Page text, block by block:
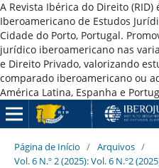
A Revista Ibérica do Direito
Iberoamericano de Estudos
Cidade do Porto, Portugal.
jurídico iberoamericano nas
e Direito Privado, valorizando
comparado iberoamericano ou
América Latina, Espanha e
Página de Início / Arquivos /
Vol. 6 N.º 2 (2025): Vol. 6 N.º2